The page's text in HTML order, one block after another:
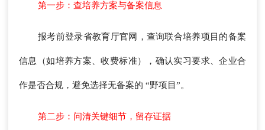
第一步：查培养方案与备案信息
报考前登录省教育厅官网，查询联合培养项目的备案
信息（如培养方案、收费标准），确认实习要求、企业合
作是否合规，避免选择无备案的 “野项目”。
第二步：问清关键细节，留存证据